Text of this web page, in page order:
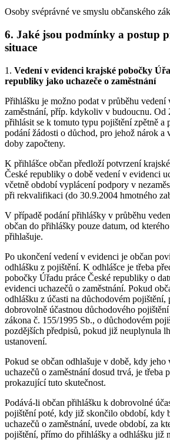
Osoby svéprávné ve smyslu občanského
6. Jaké jsou podmínky a postup
situace
1. Vedení v evidenci krajské pobočky
republiky jako uchazeče o zaměstnání
Přihlášku je možno podat v průběhu vedení
zaměstnání, příp. kdykoliv v budoucnu. Od
přihlásit se k tomuto typu pojištění zpětně a
podání žádosti o důchod, pro jehož nárok a
doby započteny.
K přihlášce občan předloží potvrzení
České republiky o době vedení v evidenci
včetně období vyplácení podpory v
při rekvalifikaci (do 30.9.2004 hmotného
V případě podání přihlášky v průběhu
občan do přihlášky pouze datum, od
přihlašuje.
Po ukončení vedení v evidenci je občan
odhlášku z pojištění. K odhlášce je třeba
pobočky Úřadu práce České republiky o
evidenci uchazečů o zaměstnání. Pokud
odhlášku z účasti na důchodovém pojištění,
dobrovolně účastnou důchodového
zákona č. 155/1995 Sb., o důchodovém
pozdějších předpisů, pokud již neuplynula
ustanovení.
Pokud se občan odhlašuje v době, kdy jeho
uchazečů o zaměstnání dosud trvá, je třeba
prokazující tuto skutečnost.
Podává-li občan přihlášku k dobrovolné
pojištění poté, kdy již skončilo období, kdy
uchazečů o zaměstnání, uvede období, za
pojištění, přímo do přihlášky a odhlášku již